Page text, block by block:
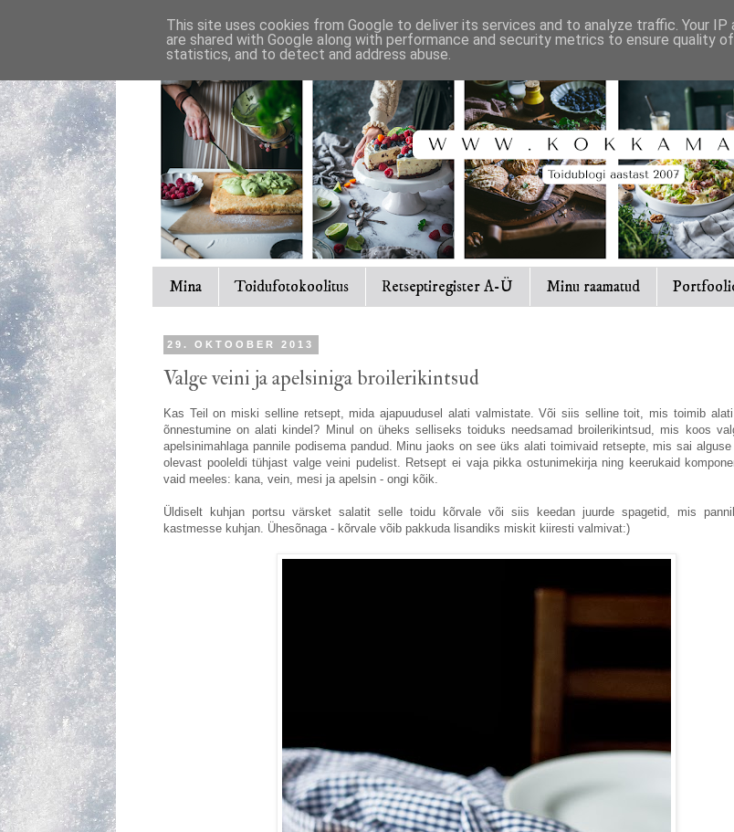
Mina Toidufotokoolitus Retseptiregister A-Ü Minu raamatud
29. OKTOOBER 2013
Valge veini ja apelsiniga broilerikintsud
Kas Teil on miski selline retsept, mida ajapuudusel alati valmistate. Või siis selline toit, mis toimib
õnnestumine on alati kindel? Minul on üheks selliseks toiduks needsamad broilerikintsud, mis koos
apelsinimahlaga pannile podisema pandud. Minu jaoks on see üks alati toimivaid retsepte, mis sai
olevast pooleldi tühjast valge veini pudelist. Retsept ei vaja pikka ostunimekirja ning keerukaid
vaid meeles: kana, vein, mesi ja apelsin - ongi kõik.
Üldiselt kuhjan portsu värsket salatit selle toidu kõrvale või siis keedan juurde spagetid, mis
kastmesse kuhjan. Ühesõnaga - kõrvale võib pakkuda lisandiks miskit kiiresti valmivat:)
This site uses cookies from Google to deliver its services and to analyze traffic. Your IP
are shared with Google along with performance and security metrics to ensure quality
statistics, and to detect and address abuse.